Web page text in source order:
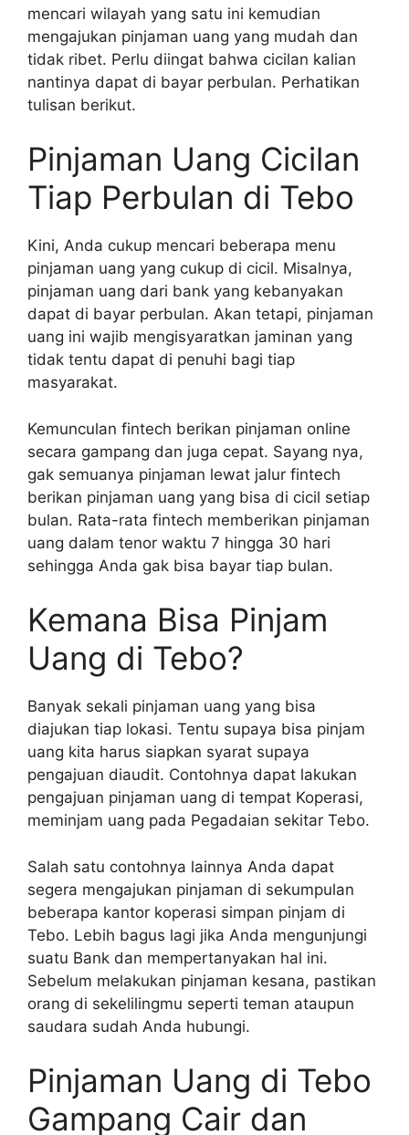
mencari wilayah yang satu ini kemudian
mengajukan pinjaman uang yang mudah dan
tidak ribet. Perlu diingat bahwa cicilan kalian
nantinya dapat di bayar perbulan. Perhatikan
tulisan berikut.
Pinjaman Uang Cicilan
Tiap Perbulan di Tebo
Kini, Anda cukup mencari beberapa menu
pinjaman uang yang cukup di cicil. Misalnya,
pinjaman uang dari bank yang kebanyakan
dapat di bayar perbulan. Akan tetapi, pinjaman
uang ini wajib mengisyaratkan jaminan yang
tidak tentu dapat di penuhi bagi tiap
masyarakat.
Kemunculan fintech berikan pinjaman online
secara gampang dan juga cepat. Sayang nya,
gak semuanya pinjaman lewat jalur fintech
berikan pinjaman uang yang bisa di cicil setiap
bulan. Rata-rata fintech memberikan pinjaman
uang dalam tenor waktu 7 hingga 30 hari
sehingga Anda gak bisa bayar tiap bulan.
Kemana Bisa Pinjam
Uang di Tebo?
Banyak sekali pinjaman uang yang bisa
diajukan tiap lokasi. Tentu supaya bisa pinjam
uang kita harus siapkan syarat supaya
pengajuan diaudit. Contohnya dapat lakukan
pengajuan pinjaman uang di tempat Koperasi,
meminjam uang pada Pegadaian sekitar Tebo.
Salah satu contohnya lainnya Anda dapat
segera mengajukan pinjaman di sekumpulan
beberapa kantor koperasi simpan pinjam di
Tebo. Lebih bagus lagi jika Anda mengunjungi
suatu Bank dan mempertanyakan hal ini.
Sebelum melakukan pinjaman kesana, pastikan
orang di sekelilingmu seperti teman ataupun
saudara sudah Anda hubungi.
Pinjaman Uang di Tebo
Gampang Cair dan